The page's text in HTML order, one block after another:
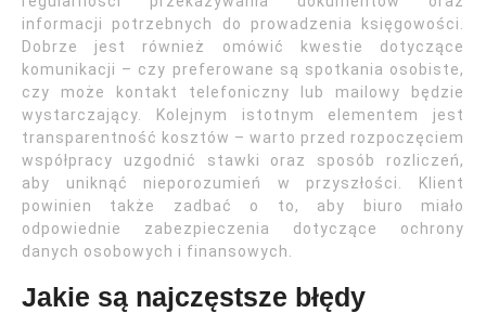
informacji potrzebnych do prowadzenia księgowości.
Dobrze jest również omówić kwestie dotyczące
komunikacji – czy preferowane są spotkania osobiste,
czy może kontakt telefoniczny lub mailowy będzie
wystarczający. Kolejnym istotnym elementem jest
transparentność kosztów – warto przed rozpoczęciem
współpracy uzgodnić stawki oraz sposób rozliczeń,
aby uniknąć nieporozumień w przyszłości. Klient
powinien także zadbać o to, aby biuro miało
odpowiednie zabezpieczenia dotyczące ochrony
danych osobowych i finansowych.
Jakie są najczęstsze błędy